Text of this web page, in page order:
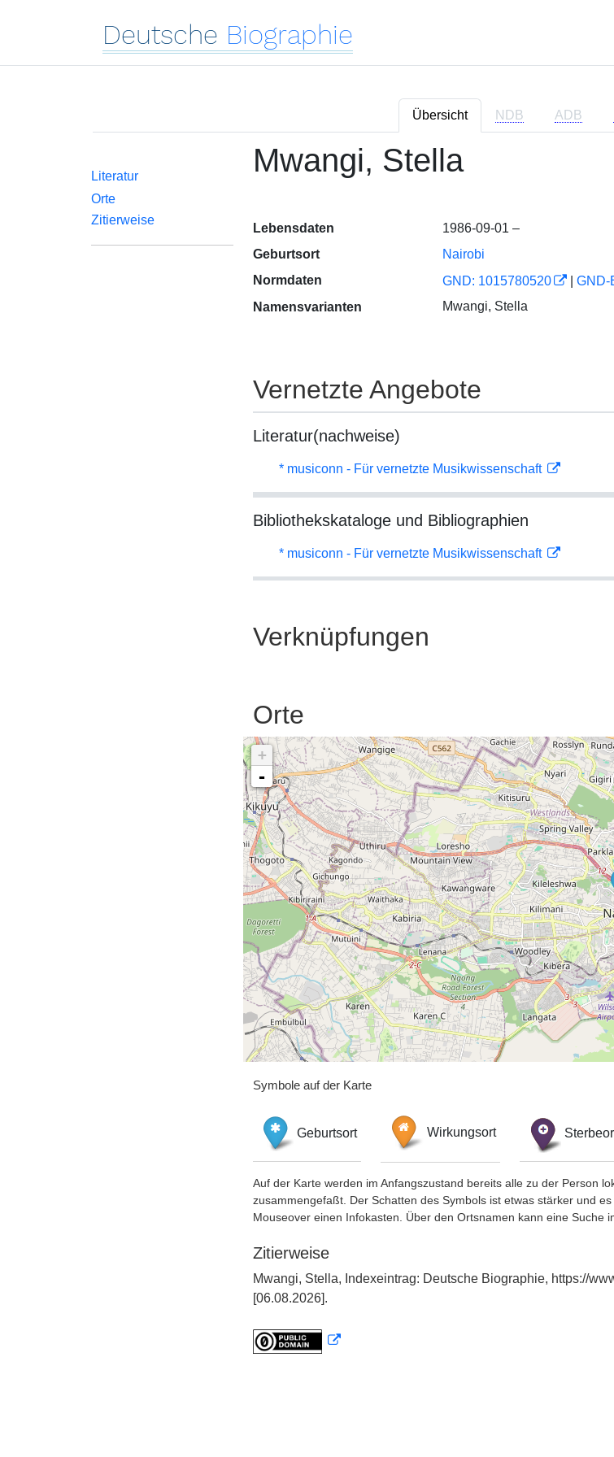
Deutsche Biographie
Übersicht NDB ADB
Literatur
Orte
Zitierweise
Mwangi, Stella
Lebensdaten
1986-09-01 –
Geburtsort
Nairobi
Normdaten
GND: 1015780520 GND-
Namensvarianten
Mwangi, Stella
Vernetzte Angebote
Literatur(nachweise)
* musiconn - Für vernetzte Musikwissenschaft
Bibliothekskataloge und Bibliographien
* musiconn - Für vernetzte Musikwissenschaft
Verknüpfungen
Orte
+
-
Symbole auf der Karte
Geburtsort Wirkungsort
Auf der Karte werden im Anfangszustand bereits alle zu der Person
zusammengefaßt. Der Schatten des Symbols ist etwas stärker und
Mouseover einen Infokasten. Über den Ortsnamen kann eine Suche
Zitierweise
Mwangi, Stella, Indexeintrag: Deutsche Biographie, https://
[06.08.2026].